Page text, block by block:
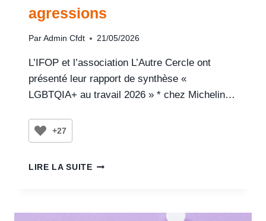
agressions
Par Admin Cfdt 21/05/2026
L’IFOP et l’association L’Autre Cercle ont
présenté leur rapport de synthèse «
LGBTQIA+ au travail 2026 » * chez Michelin…
+27
LIRE LA SUITE